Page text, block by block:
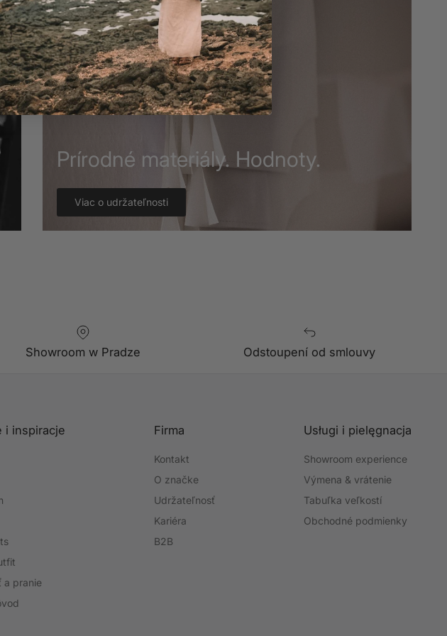
Prírodné materiály. Hodnoty.
Viac o udržateľnosti
Showroom w Pradze Odstoupení od smlouvy
i inspiracje
a pranie
Firma
Kontakt
O značke
Udržateľnosť
Kariéra
B2B
Usługi i pielęgnacja
Showroom experience
Výmena & vrátenie
Tabuľka veľkostí
Obchodné podmienky